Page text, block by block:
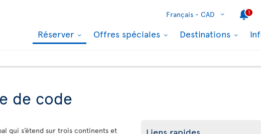
Français - CAD 1
Réserver Offres spéciales Destinations
de code
qui s’étend sur trois continents et